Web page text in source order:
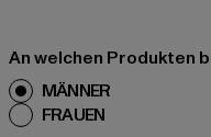
An welchen Produkten
MÄNNER
FRAUEN